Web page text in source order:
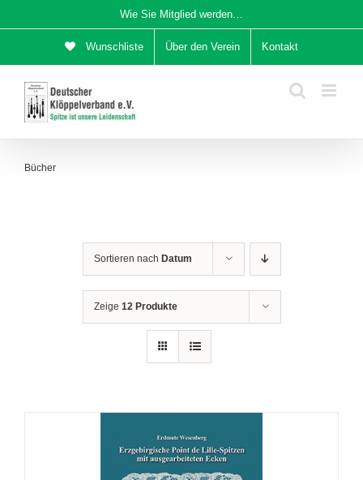
Inhalt
Wie Sie Mitglied werden…
Wunschliste Über den Verein Kontakt
Bücher
Sortieren nach Datum
Zeige 12 Produkte